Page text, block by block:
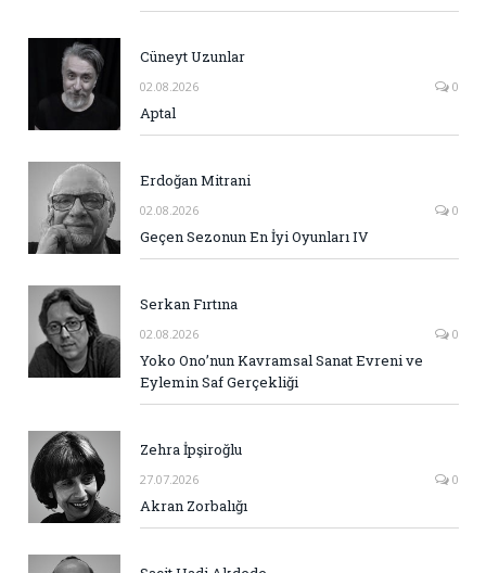
Cüneyt Uzunlar
02.08.2026 0
Aptal
Erdoğan Mitrani
02.08.2026 0
Geçen Sezonun En İyi Oyunları IV
Serkan Fırtına
02.08.2026 0
Yoko Ono’nun Kavramsal Sanat Evreni ve
Eylemin Saf Gerçekliği
Zehra İpşiroğlu
27.07.2026 0
Akran Zorbalığı